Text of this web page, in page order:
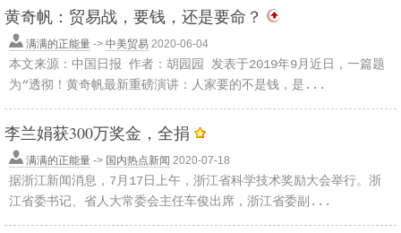
黄奇帆：贸易战，要钱，还是要命？
满满的正能量 -> 中美贸易 2020-06-04
本文来源：中国日报 作者：胡园园 发表于2019年9月近日，一篇题
为“透彻！黄奇帆最新重磅演讲：人家要的不是钱，是...
李兰娟获300万奖金，全捐
满满的正能量 -> 国内热点新闻 2020-07-18
据浙江新闻消息，7月17日上午，浙江省科学技术奖励大会举行。浙
江省委书记、省人大常委会主任车俊出席，浙江省委副...